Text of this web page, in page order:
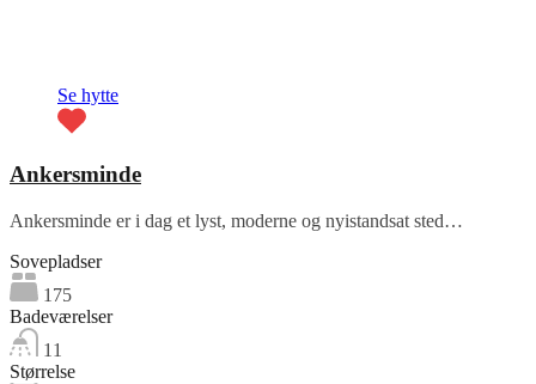
Se hytte
Ankersminde
Ankersminde er i dag et lyst, moderne og nyistandsat sted…
Sovepladser
175
Badeværelser
11
Størrelse